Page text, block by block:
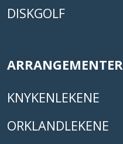
DISKGOLF
ARRANGEMENTER
KNYKENLEKENE
ORKLANDLEKENE